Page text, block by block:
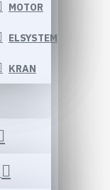
MOTOR
ELSYSTEM
KRAN